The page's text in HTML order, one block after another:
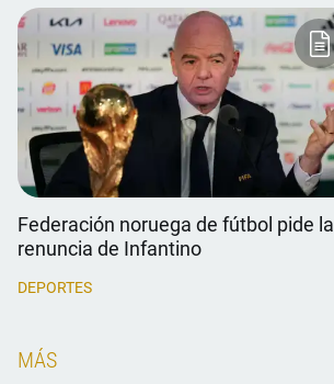
Federación noruega de fútbol pide la
renuncia de Infantino
DEPORTES
MÁS